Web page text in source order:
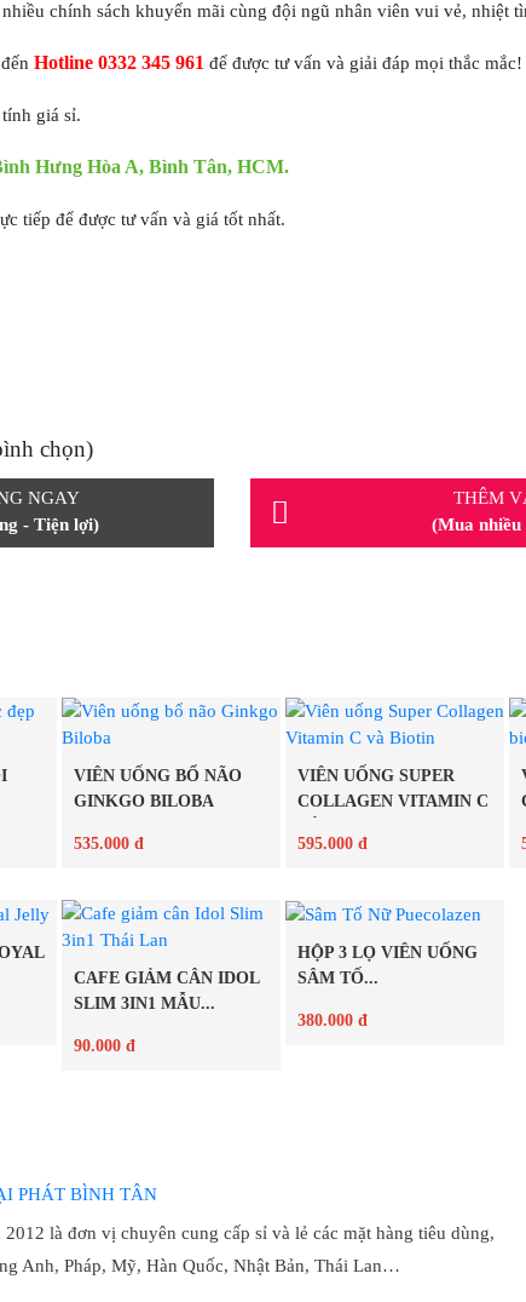
chính sách khuyến mãi cùng đội ngũ nhân viên vui vẻ, nhiệt
Hotline 0332 345 961 để được tư vấn và giải đáp mọi thắc mắc!
giá sỉ.
Hưng Hòa A, Bình Tân, HCM.
tiếp để được tư vấn và giá tốt nhất.
chọn)
NGAY
- Tiện lợi)
THÊM
(Mua nhiều
VIÊN UỐNG BỔ NÃO
GINKGO BILOBA
535.000 đ
Chi tiết
VIÊN UỐNG SUPER
COLLAGEN VITAMIN C
595.000 đ
Chi tiết
CAFE GIẢM CÂN IDOL
SLIM 3IN1 MẪU...
90.000 đ
HỘP 3 LỌ VIÊN UỐNG
SÂM TỐ...
380.000 đ
là đơn vị chuyên cung cấp sỉ và lẻ các mặt hàng tiêu dùng,
Anh, Pháp, Mỹ, Hàn Quốc, Nhật Bản, Thái Lan…